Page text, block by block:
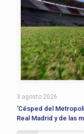
3 agosto 2026
‘Césped del
Real Madrid y de las